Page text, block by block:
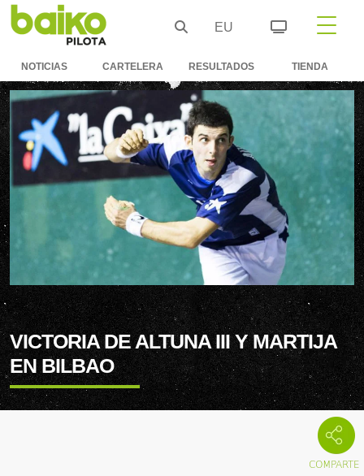
EU
NOTICIAS CARTELERA RESULTADOS TIENDA
VICTORIA DE ALTUNA III Y MARTIJA
EN BILBAO